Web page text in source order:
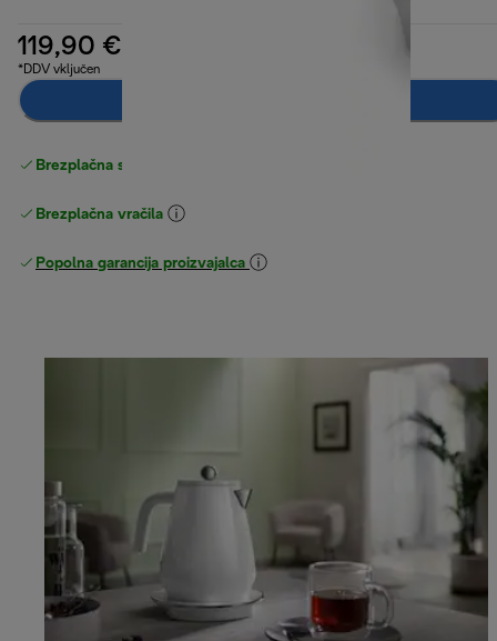
119,90 €
*DDV vključen
Brezplačna standardna dostava
Brezplačna vračila
Popolna garancija proizvajalca